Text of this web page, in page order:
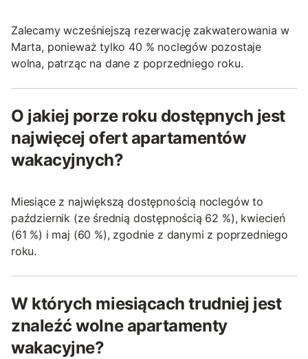
Zalecamy wcześniejszą rezerwację zakwaterowania w
Marta, ponieważ tylko 40 % noclegów pozostaje
wolna, patrząc na dane z poprzedniego roku.
O jakiej porze roku dostępnych jest
najwięcej ofert apartamentów
wakacyjnych?
Miesiące z największą dostępnością noclegów to
październik (ze średnią dostępnością 62 %), kwiecień
(61 %) i maj (60 %), zgodnie z danymi z poprzedniego
roku.
W których miesiącach trudniej jest
znaleźć wolne apartamenty
wakacyjne?